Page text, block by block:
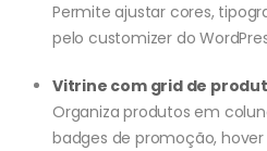
Permite ajustar cores,
pelo customizer do
Vitrine com grid de
Organiza produtos em
badges de promoção,